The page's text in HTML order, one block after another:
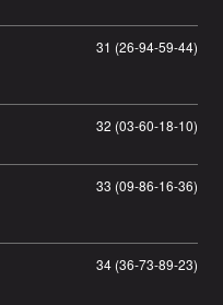
31 (26-94-59-44)
32 (03-60-18-10)
33 (09-86-16-36)
34 (36-73-89-23)